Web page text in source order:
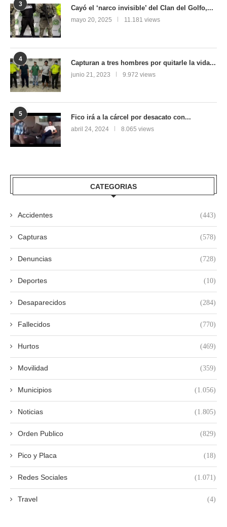
3 Cayó el ‘narco invisible’ del Clan del Golfo,...
mayo 20, 2025 11.181 views
4 Capturan a tres hombres por quitarle la vida...
junio 21, 2023 9.972 views
5 Fico irá a la cárcel por desacato con...
abril 24, 2024 8.065 views
CATEGORIAS
Accidentes (443)
Capturas (578)
Denuncias (728)
Deportes (10)
Desaparecidos (284)
Fallecidos (770)
Hurtos (469)
Movilidad (359)
Municipios (1.056)
Noticias (1.805)
Orden Publico (829)
Pico y Placa (18)
Redes Sociales (1.071)
Travel (4)